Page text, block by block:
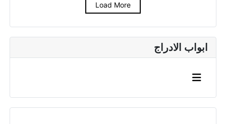
ابواب الادراج
Load More